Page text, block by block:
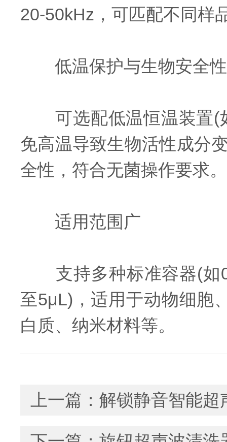
20-50kHz，可匹配不同样
低温保护与生物安全性
可选配低温恒温装置(
免高温导致生物活性成分
全性，符合无菌操作要求。
适用范围广
支持多种标准容器(如
至5μL)，适用于动物细胞
白质、纳米材料等。
上一篇： 解锁静音智能超